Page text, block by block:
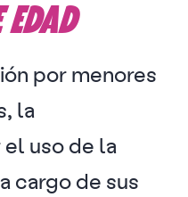
EDAD
por menores
la
uso de la
cargo de sus